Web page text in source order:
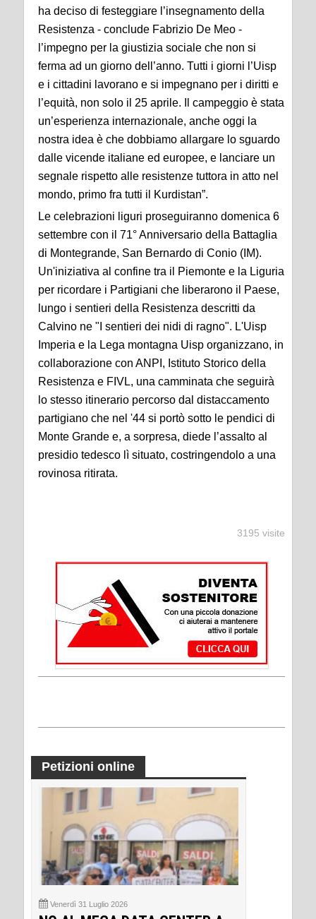
ha deciso di festeggiare l’insegnamento della
Resistenza - conclude Fabrizio De Meo -
l’impegno per la giustizia sociale che non si
ferma ad un giorno dell’anno. Tutti i giorni l’Uisp
e i cittadini lavorano e si impegnano per i diritti e
l’equità, non solo il 25 aprile. Il campeggio è stata
un’esperienza internazionale, anche oggi la
nostra idea è che dobbiamo allargare lo sguardo
dalle vicende italiane ed europee, e lanciare un
segnale rispetto alle resistenze tuttora in atto nel
mondo, primo fra tutti il Kurdistan”.
Le celebrazioni liguri proseguiranno domenica 6
settembre con il 71° Anniversario della Battaglia
di Montegrande, San Bernardo di Conio (IM).
Un'iniziativa al confine tra il Piemonte e la Liguria
per ricordare i Partigiani che liberarono il Paese,
lungo i sentieri della Resistenza descritti da
Calvino ne "I sentieri dei nidi di ragno". L'Uisp
Imperia e la Lega montagna Uisp organizzano, in
collaborazione con ANPI, Istituto Storico della
Resistenza e FIVL, una camminata che seguirà
lo stesso itinerario percorso dal distaccamento
partigiano che nel '44 si portò sotto le pendici di
Monte Grande e, a sorpresa, diede l’assalto al
presidio tedesco lì situato, costringendolo a una
rovinosa ritirata.
3195 visite
Petizioni online
Venerdì 31 Luglio 2026